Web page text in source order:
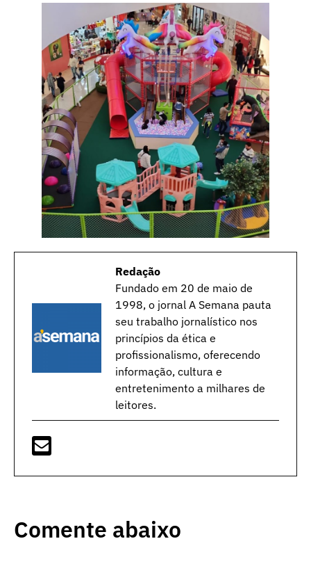
Redação
Fundado em 20 de maio de
1998, o jornal A Semana pauta
seu trabalho jornalístico nos
princípios da ética e
profissionalismo, oferecendo
informação, cultura e
entretenimento a milhares de
leitores.
Comente abaixo